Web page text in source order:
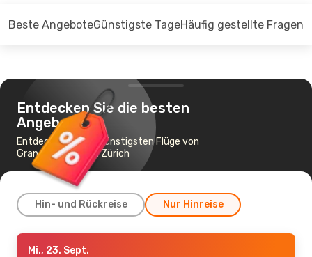
Beste AngeboteGünstigste TageHäufig gestellte Fragen
Entdecken Sie die besten
Angebote
Entdecken Sie die günstigsten Flüge von
Gran Canaria nach Zürich
Hin- und Rückreise Nur Hinreise
Do., 27. Aug.- Fr., 4. Sept.
Mi., 23. Sept.